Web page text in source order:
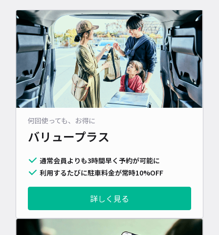
何回使っても、お得に
バリュープラス
通常会員よりも3時間早く予約が可能に
利用するたびに駐車料金が常時10%OFF
詳しく見る